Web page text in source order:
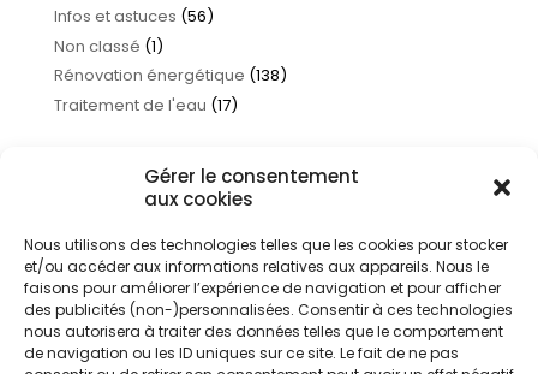
Gérer le consentement
aux cookies
Nous utilisons des technologies telles que les cookies pour stocker
et/ou accéder aux informations relatives aux appareils. Nous le
faisons pour améliorer l’expérience de navigation et pour afficher
des publicités (non-)personnalisées. Consentir à ces technologies
nous autorisera à traiter des données telles que le comportement
de navigation ou les ID uniques sur ce site. Le fait de ne pas
Infos et astuces (56)
Non classé (1)
Rénovation énergétique (138)
Traitement de l'eau (17)
Devis gratuit